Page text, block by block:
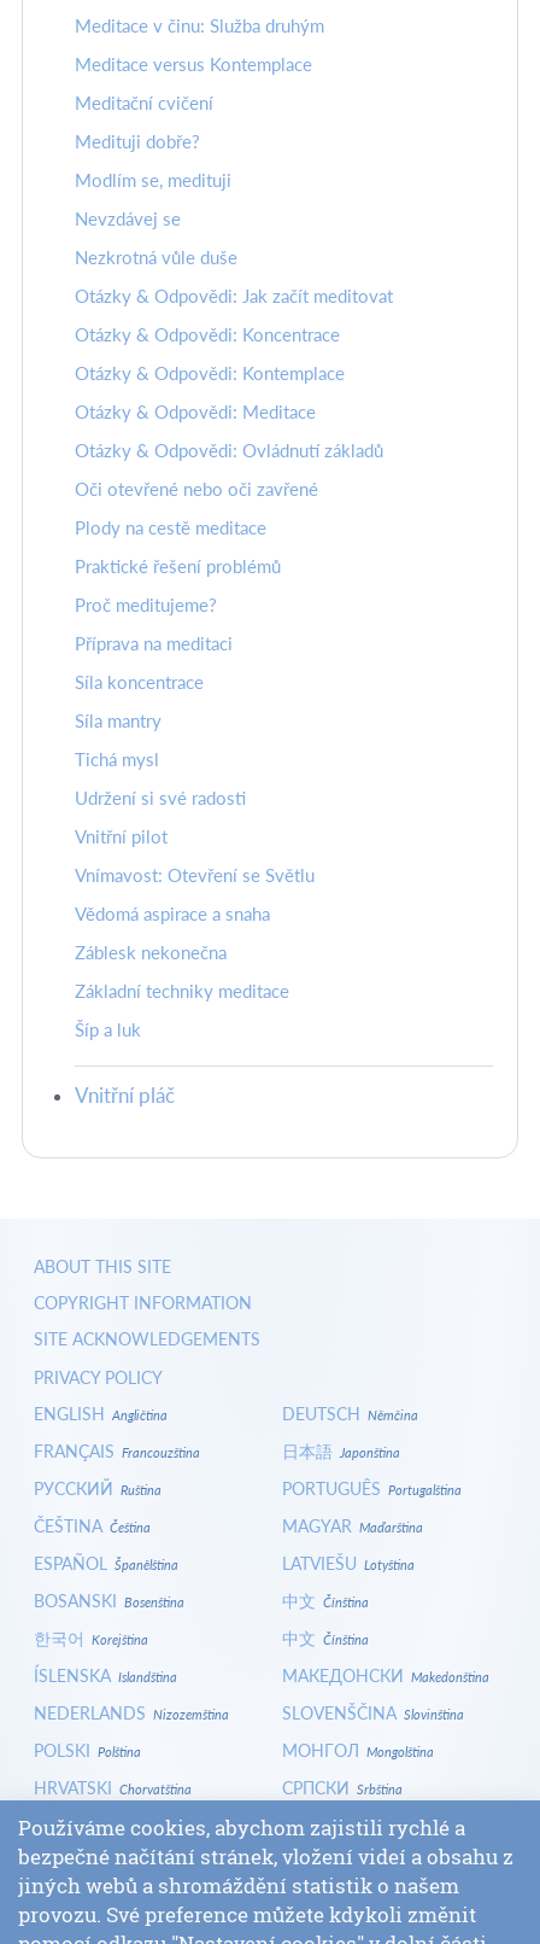
Meditace v činu: Služba druhým
Meditace versus Kontemplace
Meditační cvičení
Medituji dobře?
Modlím se, medituji
Nevzdávej se
Nezkrotná vůle duše
Otázky & Odpovědi: Jak začít meditovat
Otázky & Odpovědi: Koncentrace
Otázky & Odpovědi: Kontemplace
Otázky & Odpovědi: Meditace
Otázky & Odpovědi: Ovládnutí základů
Oči otevřené nebo oči zavřené
Plody na cestě meditace
Praktické řešení problémů
Proč meditujeme?
Příprava na meditaci
Síla koncentrace
Síla mantry
Tichá mysl
Udržení si své radosti
Vnitřní pilot
Vnímavost: Otevření se Světlu
Vědomá aspirace a snaha
Záblesk nekonečna
Základní techniky meditace
Šíp a luk
Vnitřní pláč
ABOUT THIS SITE
COPYRIGHT INFORMATION
SITE ACKNOWLEDGEMENTS
PRIVACY POLICY
ENGLISH Angličtina
FRANÇAIS Francouzština
РУССКИЙ Ruština
ČEŠTINA Čeština
ESPAÑOL Španělština
BOSANSKI Bosenština
한국어 Korejština
ÍSLENSKA Islandština
NEDERLANDS Nizozemština
POLSKI Polština
HRVATSKI Chorvatština
ITALIANOItalština
БЪЛГАРСКИBulharština
DEUTSCH Němčina
日本語 Japonština
PORTUGUÊS Portugalština
MAGYAR Maďarština
LATVIEŠU Lotyština
中文 Čínština
中文 Čínština
МАКЕДОНСКИ Makedonština
SLOVENŠČINA Slovinština
МОНГОЛ Mongolština
СРПСКИ Srbština
বাংলাBengálština
SLOVENČINASlovenština
LOGIN
Používáme cookies, abychom zajistili rychlé a
bezpečné načítání stránek, vložení videí a obsahu z
jiných webů a shromáždění statistik o našem
provozu. Své preference můžete kdykoli změnit